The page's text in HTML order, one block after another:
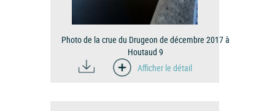
Photo de la crue du Drugeon de décembre 2017 à
Houtaud 9
Afficher le détail